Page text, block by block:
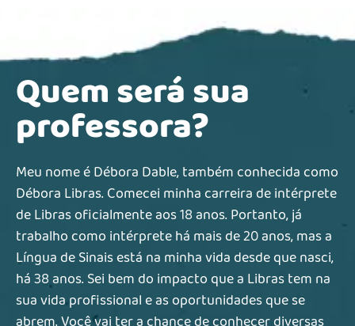
Quem será sua
professora?
Meu nome é Débora Dable, também conhecida como
Débora Libras. Comecei minha carreira de intérprete
de Libras oficialmente aos 18 anos. Portanto, já
trabalho como intérprete há mais de 20 anos, mas a
Língua de Sinais está na minha vida desde que nasci,
há 38 anos. Sei bem do impacto que a Libras tem na
sua vida profissional e as oportunidades que se